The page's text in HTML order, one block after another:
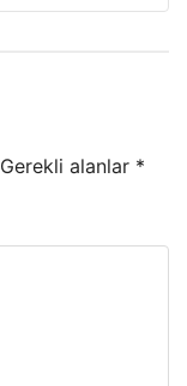
Gerekli alanlar *